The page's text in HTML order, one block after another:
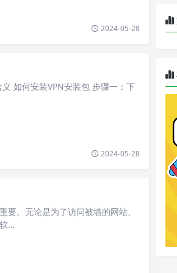
2024-05-28
如何安装VPN安装包 步骤一：下
2024-05-28
。无论是为了访问被墙的网站、
…